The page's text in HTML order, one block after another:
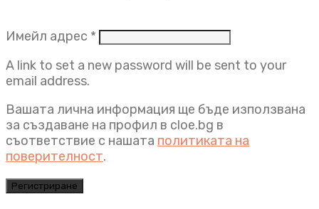
Имейл адрес * Задължително
A link to set a new password will be sent to your
email address.
Вашата лична информация ще бъде използвана
за създаване на профил в cloe.bg в
съответствие с нашата политиката на
поверителност.
Регистриране